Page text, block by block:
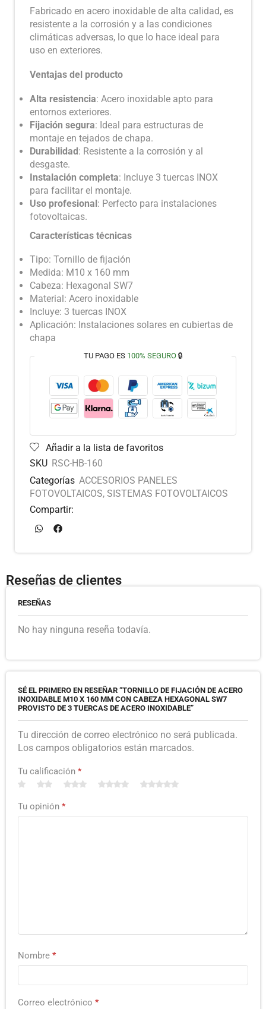
Fabricado en acero inoxidable de alta calidad, es
resistente a la corrosión y a las condiciones
climáticas adversas, lo que lo hace ideal para
uso en exteriores.
Ventajas del producto
Alta resistencia: Acero inoxidable apto para
entornos exteriores.
Fijación segura: Ideal para estructuras de
montaje en tejados de chapa.
Durabilidad: Resistente a la corrosión y al
desgaste.
Instalación completa: Incluye 3 tuercas INOX
para facilitar el montaje.
Uso profesional: Perfecto para instalaciones
fotovoltaicas.
Características técnicas
Tipo: Tornillo de fijación
Medida: M10 x 160 mm
Cabeza: Hexagonal SW7
Material: Acero inoxidable
Incluye: 3 tuercas INOX
Aplicación: Instalaciones solares en cubiertas de
chapa
TU PAGO ES 100% SEGURO🔒
Añadir a la lista de favoritos
SKU RSC-HB-160
Categorías ACCESORIOS PANELES
FOTOVOLTAICOS, SISTEMAS FOTOVOLTAICOS
Compartir:
Reseñas de clientes
RESEÑAS
No hay ninguna reseña todavía.
SÉ EL PRIMERO EN RESEÑAR “TORNILLO DE FIJACIÓN DE ACERO
INOXIDABLE M10 X 160 MM CON CABEZA HEXAGONAL SW7
PROVISTO DE 3 TUERCAS DE ACERO INOXIDABLE”
Tu dirección de correo electrónico no será publicada.
Los campos obligatorios están marcados.
Tu calificación *
Tu opinión *
Nombre *
Correo electrónico *